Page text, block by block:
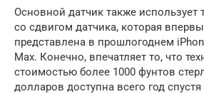
Основной датчик также использует
со сдвигом датчика, которая
представлена ​​в прошлогоднем
Max. Конечно, впечатляет то, что
стоимостью более 1000 фунтов
долларов доступна всего год